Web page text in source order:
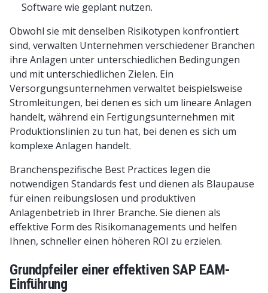
Software wie geplant nutzen.
Obwohl sie mit denselben Risikotypen konfrontiert
sind, verwalten Unternehmen verschiedener Branchen
ihre Anlagen unter unterschiedlichen Bedingungen
und mit unterschiedlichen Zielen. Ein
Versorgungsunternehmen verwaltet beispielsweise
Stromleitungen, bei denen es sich um lineare Anlagen
handelt, während ein Fertigungsunternehmen mit
Produktionslinien zu tun hat, bei denen es sich um
komplexe Anlagen handelt.
Branchenspezifische Best Practices legen die
notwendigen Standards fest und dienen als Blaupause
für einen reibungslosen und produktiven
Anlagenbetrieb in Ihrer Branche. Sie dienen als
effektive Form des Risikomanagements und helfen
Ihnen, schneller einen höheren ROI zu erzielen.
Grundpfeiler einer effektiven SAP EAM-
Einführung